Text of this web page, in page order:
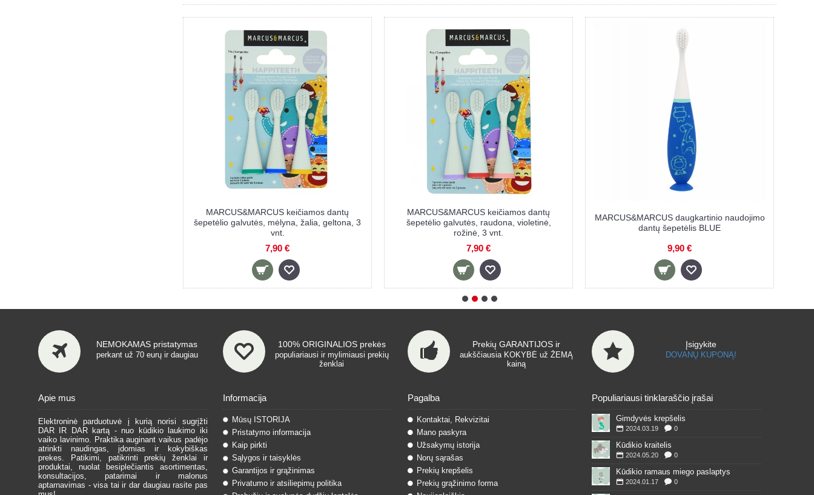
MARCUS&MARCUS daugkartinio naudojimo
dantų šepetėlis PINK
9,90 €
MARCUS&MARCUS daugkartinio naudojimo
silikoninis dantų šepetėlis BLUE
9,90 €
MARCUS&MARCUS daugkartinio naudojimo
silikoninis dantų šepetėlis PINK
9,90 €
NEMOKAMAS pristatymas
perkant už 70 eurų ir daugiau
100% ORIGINALIOS prekės
populiariausi ir mylimiausi prekių
ženklai
Prekių GARANTIJOS ir
aukščiausia KOKYBĖ už ŽEMĄ
kainą
Įsigykite
DOVANŲ KUPONĄ!
Apie mus
Elektroninė parduotuvė į kurią norisi sugrįžti
DAR IR DAR kartą - nuo kūdikio laukimo iki
vaiko lavinimo. Praktika auginant vaikus padėjo
atrinkti naudingas, įdomias ir kokybiškas
prekes. Patikimi, patikrinti prekių ženklai ir
produktai, nuolat besiplečiantis asortimentas,
konsultacijos, patarimai ir malonus
aptarnavimas - visa tai ir dar daugiau rasite pas
Informacija
Mūsų ISTORIJA
Pristatymo informacija
Kaip pirkti
Sąlygos ir taisyklės
Garantijos ir grąžinimas
Privatumo ir atsiliepimų politika
Pagalba
Kontaktai, Rekvizitai
Mano paskyra
Užsakymų istorija
Norų sąrašas
Prekių krepšelis
Prekių grąžinimo forma
Populiariausi tinklaraščio įrašai
Gimdyvės krepšelis
2024.03.19 0
Kūdikio kraitelis
2024.05.20 0
Kūdikio ramaus miego paslaptys
2024.01.17 0